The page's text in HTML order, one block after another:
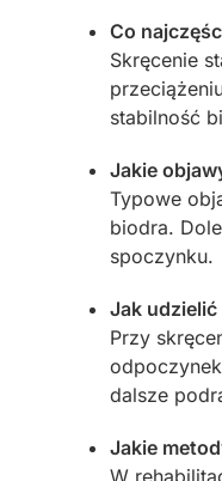
Co
Skręcenie
stabilność
Jakie
Typowe
biodra.
spoczynku.
Jak udzielić
Przy
dalsze
Jakie
W